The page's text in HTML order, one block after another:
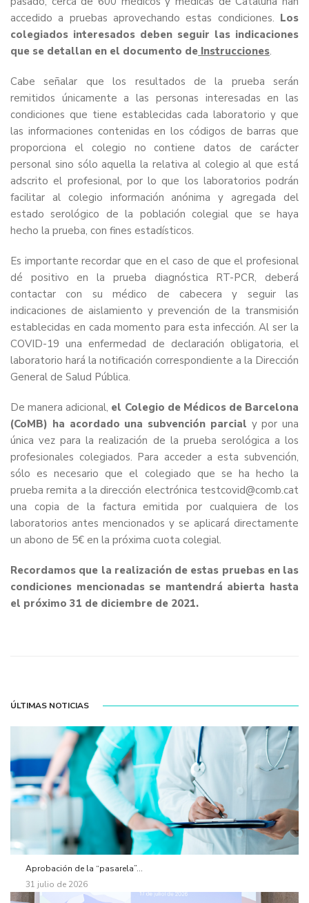
accedido a pruebas aprovechando estas condiciones. Los
colegiados interesados deben seguir las indicaciones
que se detallan en el documento de Instrucciones.
Cabe señalar que los resultados de la prueba serán
remitidos únicamente a las personas interesadas en las
condiciones que tiene establecidas cada laboratorio y que
las informaciones contenidas en los códigos de barras que
proporciona el colegio no contiene datos de carácter
personal sino sólo aquella la relativa al colegio al que está
adscrito el profesional, por lo que los laboratorios podrán
facilitar al colegio información anónima y agregada del
estado serológico de la población colegial que se haya
hecho la prueba, con fines estadísticos.
Es importante recordar que en el caso de que el profesional
dé positivo en la prueba diagnóstica RT-PCR, deberá
contactar con su médico de cabecera y seguir las
indicaciones de aislamiento y prevención de la transmisión
establecidas en cada momento para esta infección. Al ser la
COVID-19 una enfermedad de declaración obligatoria, el
laboratorio hará la notificación correspondiente a la Dirección
General de Salud Pública.
De manera adicional, el Colegio de Médicos de Barcelona
(CoMB) ha acordado una subvención parcial y por una
única vez para la realización de la prueba serológica a los
profesionales colegiados. Para acceder a esta subvención,
sólo es necesario que el colegiado que se ha hecho la
prueba remita a la dirección electrónica testcovid@comb.cat
una copia de la factura emitida por cualquiera de los
laboratorios antes mencionados y se aplicará directamente
un abono de 5€ en la próxima cuota colegial.
Recordamos que la realización de estas pruebas en las
condiciones mencionadas se mantendrá abierta hasta
el próximo 31 de diciembre de 2021.
ÚLTIMAS NOTICIAS
Aprobación de la “pasarela”...
31 julio de 2026